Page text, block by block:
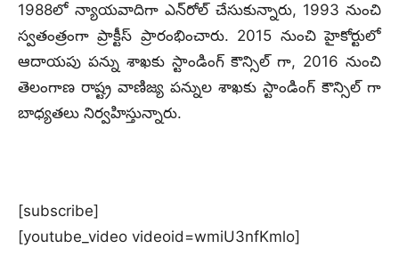
1988లో న్యాయవాదిగా ఎన్‌రోల్‌ చేసుకున్నారు, 1993 నుంచి
స్వతంత్రంగా ప్రాక్టీస్ ప్రారంభించారు. 2015 నుంచి హైకోర్టులో
ఆదాయపు పన్ను శాఖకు స్టాండింగ్ కౌన్సిల్ గా, 2016 నుంచి
తెలంగాణ రాష్ట్ర వాణిజ్య పన్నుల శాఖకు స్టాండింగ్ కౌన్సిల్ గా
బాధ్యతలు నిర్వహిస్తున్నారు.
[subscribe]
[youtube_video videoid=wmiU3nfKmlo]